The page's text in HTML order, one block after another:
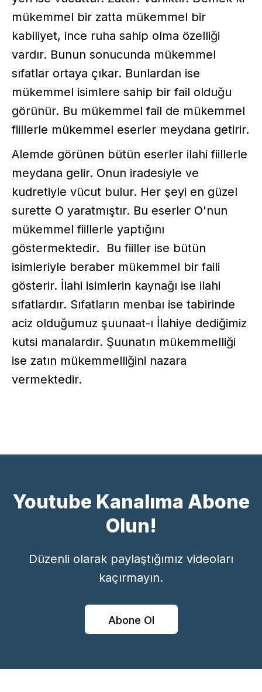
mükemmel bir zatta mükemmel bir
kabiliyet, ince ruha sahip olma özelliği
vardır. Bunun sonucunda mükemmel
sıfatlar ortaya çıkar. Bunlardan ise
mükemmel isimlere sahip bir fail olduğu
görünür. Bu mükemmel fail de mükemmel
fiillerle mükemmel eserler meydana getirir.
Alemde görünen bütün eserler ilahi fiillerle
meydana gelir. Onun iradesiyle ve
kudretiyle vücut bulur. Her şeyi en güzel
surette O yaratmıştır. Bu eserler O'nun
mükemmel fiillerle yaptığını
göstermektedir. Bu fiiller ise bütün
isimleriyle beraber mükemmel bir faili
gösterir. İlahi isimlerin kaynağı ise ilahi
sıfatlardır. Sıfatların menbaı ise tabirinde
aciz olduğumuz şuunaat-ı İlahiye dediğimiz
kutsi manalardır. Şuunatın mükemmelliği
ise zatın mükemmelliğini nazara
vermektedir.
Youtube Kanalıma Abone
Olun!
Düzenli olarak paylaştığımız videoları
kaçırmayın.
Abone Ol